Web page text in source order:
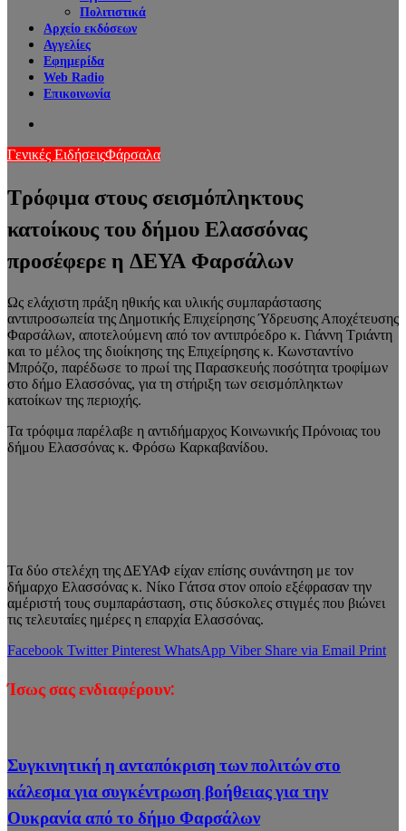
Πολιτιστικά
Αρχείο εκδόσεων
Αγγελίες
Εφημερίδα
Web Radio
Επικοινωνία
Γενικές ΕιδήσειςΦάρσαλα
Τρόφιμα στους σεισμόπληκτους
κατοίκους του δήμου Ελασσόνας
προσέφερε η ΔΕΥΑ Φαρσάλων
Ως ελάχιστη πράξη ηθικής και υλικής συμπαράστασης
αντιπροσωπεία της Δημοτικής Επιχείρησης Ύδρευσης Αποχέτευσης
Φαρσάλων, αποτελούμενη από τον αντιπρόεδρο κ. Γιάννη Τριάντη
και το μέλος της διοίκησης της Επιχείρησης κ. Κωνσταντίνο
Μπρόζο, παρέδωσε το πρωί της Παρασκευής ποσότητα τροφίμων
στο δήμο Ελασσόνας, για τη στήριξη των σεισμόπληκτων
κατοίκων της περιοχής.
Τα τρόφιμα παρέλαβε η αντιδήμαρχος Κοινωνικής Πρόνοιας του
δήμου Ελασσόνας κ. Φρόσω Καρκαβανίδου.
Τα δύο στελέχη της ΔΕΥΑΦ είχαν επίσης συνάντηση με τον
δήμαρχο Ελασσόνας κ. Νίκο Γάτσα στον οποίο εξέφρασαν την
αμέριστή τους συμπαράσταση, στις δύσκολες στιγμές που βιώνει
τις τελευταίες ημέρες η επαρχία Ελασσόνας.
Facebook Twitter Pinterest WhatsApp Viber Share via Email Print
Ίσως σας ενδιαφέρουν:
Συγκινητική η ανταπόκριση των πολιτών στο
κάλεσμα για συγκέντρωση βοήθειας για την
Ουκρανία από το δήμο Φαρσάλων